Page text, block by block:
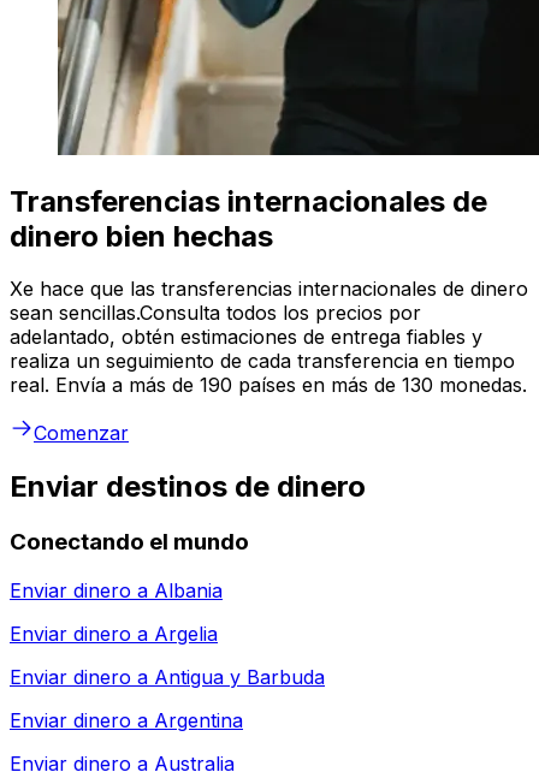
Transferencias internacionales de
dinero bien hechas
Xe hace que las transferencias internacionales de dinero
sean sencillas.Consulta todos los precios por
adelantado, obtén estimaciones de entrega fiables y
realiza un seguimiento de cada transferencia en tiempo
real. Envía a más de 190 países en más de 130 monedas.
Comenzar
Enviar destinos de dinero
Conectando el mundo
Enviar dinero a Albania
Enviar dinero a Argelia
Enviar dinero a Antigua y Barbuda
Enviar dinero a Argentina
Enviar dinero a Australia